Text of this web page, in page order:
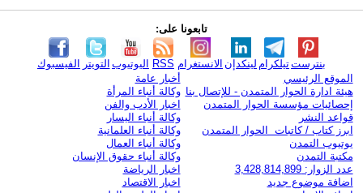
تابعونا على:
الفيسبوك التويتر اليوتيوب RSS الانستغرام لينكدإن تيلكرامبنترست
الموقع الرئيسي
هيئة ادارة الحوار المتمدن - للإتصال بنا
إحصائيات مؤسسة الحوار المتمدن
قواعد النشر
ابرز كتاب / كاتبات الحوار المتمدن
يوتيوب التمدن
مكتبة التمدن
عدد الزوار: 3,428,814,899
اضافة موضوع جديد
أخبار عامة
وكالة أنباء المرأة
اخبار الأدب والفن
وكالة أنباء اليسار
وكالة أنباء العلمانية
وكالة أنباء العمال
وكالة أنباء حقوق الإنسان
اخبار الرياضة
اخبار الاقتصاد